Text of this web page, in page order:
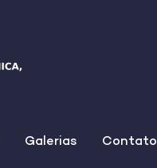
Galerias Contato